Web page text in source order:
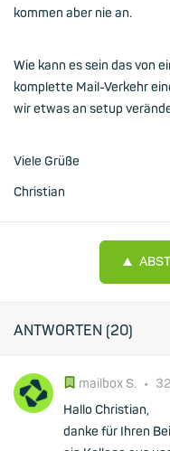
kommen aber nie an.
Wie kann es sein das von
komplette Mail-Verkehr
wir etwas an setup
Viele Grüße
Christian
ANTWORTEN (20)
mailbox S. •
Hallo Christian,
danke für Ihren